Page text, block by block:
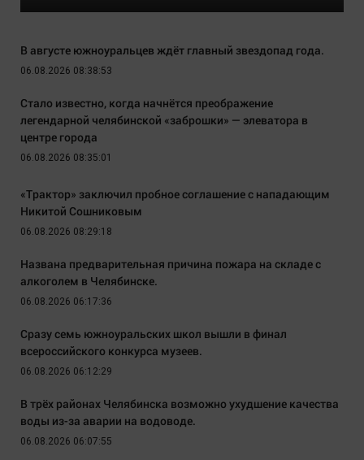
В августе южноуральцев ждёт главный звездопад года.
06.08.2026 08:38:53
Стало известно, когда начнётся преображение
легендарной челябинской «заброшки» — элеватора в
центре города
06.08.2026 08:35:01
«Трактор» заключил пробное соглашение с нападающим
Никитой Сошниковым
06.08.2026 08:29:18
Названа предварительная причина пожара на складе с
алкоголем в Челябинске.
06.08.2026 06:17:36
Сразу семь южноуральских школ вышли в финал
всероссийского конкурса музеев.
06.08.2026 06:12:29
В трёх районах Челябинска возможно ухудшение качества
воды из-за аварии на водоводе.
06.08.2026 06:07:55